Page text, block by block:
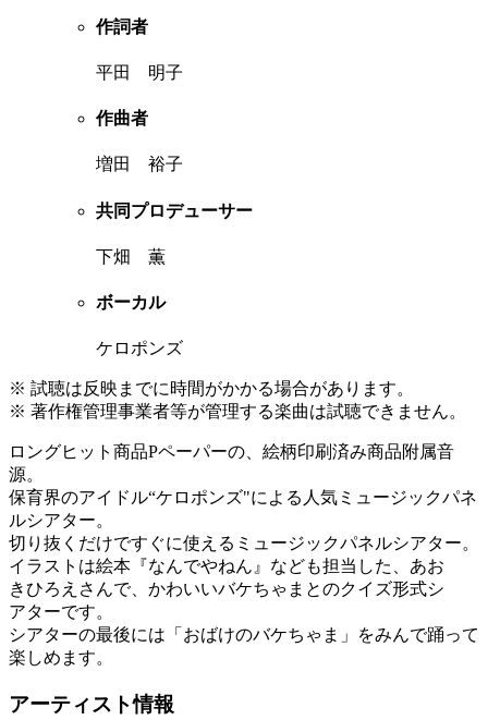
作詞者
平田 明子
作曲者
増田 裕子
共同プロデューサー
下畑 薫
ボーカル
ケロポンズ
※ 試聴は反映までに時間がかかる場合があります。
※ 著作権管理事業者等が管理する楽曲は試聴できません。
ロングヒット商品Pペーパーの、絵柄印刷済み商品附属音
源。
保育界のアイドル“ケロポンズ"による人気ミュージックパネ
ルシアター。
切り抜くだけですぐに使えるミュージックパネルシアター。
イラストは絵本『なんでやねん』なども担当した、あお
きひろえさんで、かわいいバケちゃまとのクイズ形式シ
アターです。
シアターの最後には「おばけのバケちゃま」をみんで踊って
楽しめます。
アーティスト情報